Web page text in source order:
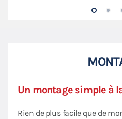
Un montage simple à
Rien de plus facile que de